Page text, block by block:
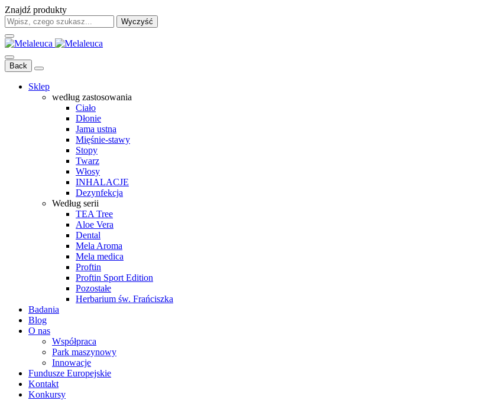
Znajdź produkty
Wyczyść
Back
Sklep
według zastosowania
Ciało
Dłonie
Jama ustna
Mięśnie-stawy
Stopy
Twarz
Włosy
INHALACJE
Dezynfekcja
Według serii
TEA Tree
Aloe Vera
Dental
Mela Aroma
Mela medica
Proftin
Proftin Sport Edition
Pozostałe
Herbarium św. Frańciszka
Badania
Blog
O nas
Współpraca
Park maszynowy
Innowacje
Fundusze Europejskie
Kontakt
Konkursy